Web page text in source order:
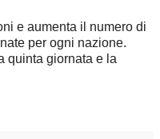
e aumenta il numero di
per ogni nazione.
quinta giornata e la